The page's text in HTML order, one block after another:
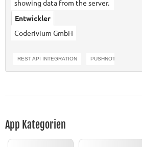
showing data from the server.
Entwickler
Coderivium GmbH
REST API INTEGRATION PUSHNOTIFICATIONS
App Kategorien